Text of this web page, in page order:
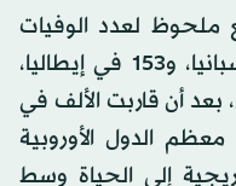
ملحوظ لعدد الوفيات
اليومية، التي سجّلت ٨٧ في إسبانيا، و١٥٣ في إيطاليا،
أن قاربت الألف في
معظم الدول الأوروبية
إلى الحياة وسط